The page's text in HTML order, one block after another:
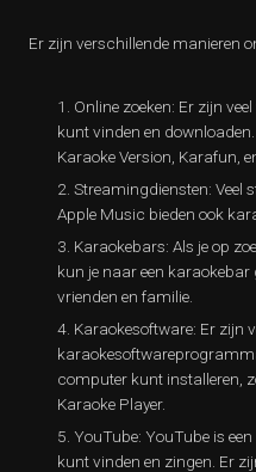
Er zijn verschillende manieren
Online zoeken: Er zijn
kunt vinden en
Karaoke Version, Karafun,
Streamingdiensten: Veel
Apple Music bieden ook
Karaokebars: Als je op
kun je naar een
vrienden en familie.
Karaokesoftware: Er zijn
computer kunt installeren,
Karaoke Player.
YouTube: YouTube is
kunt vinden en zingen. Er